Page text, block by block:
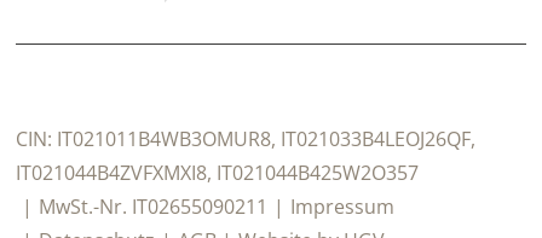
CIN: IT021011B4WB3OMUR8, IT021033B4LEOJ26QF,
IT021044B4ZVFXMXI8, IT021044B425W2O357
MwSt.-Nr. IT02655090211
Impressum